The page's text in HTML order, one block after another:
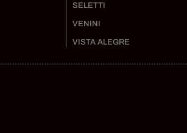
SELETTI
VENINI
VISTA ALEGRE